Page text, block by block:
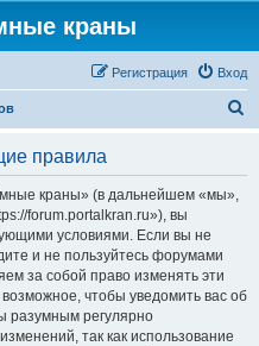
краны
Вход
Регистрация
правила
краны» (в дальнейшем «мы»,
forum.portalkran.ru»), вы
условиями. Если вы не
и не пользуйтесь форумами
за собой право изменять эти
чтобы уведомить вас об
разумным регулярно
так как использование